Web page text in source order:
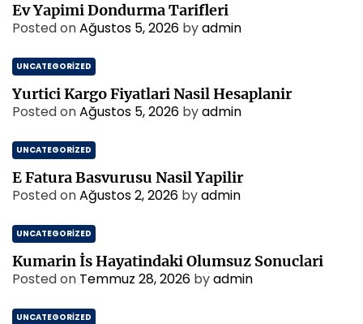
Ev Yapimi Dondurma Tarifleri
Posted onAğustos 5, 2026 byadmin
UNCATEGORIZED
Yurtici Kargo Fiyatlari Nasil Hesaplanir
Posted onAğustos 5, 2026 byadmin
UNCATEGORIZED
E Fatura Basvurusu Nasil Yapilir
Posted onAğustos 2, 2026 byadmin
UNCATEGORIZED
Kumarin İs Hayatindaki Olumsuz Sonuclari
Posted on Temmuz 28, 2026 byadmin
UNCATEGORIZED